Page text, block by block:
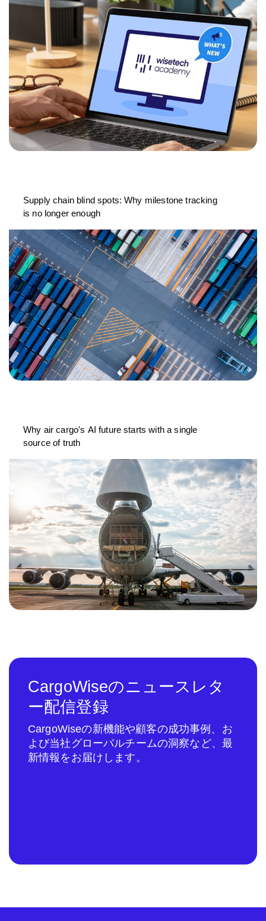
Supply chain blind spots: Why milestone tracking
is no longer enough
Why air cargo's AI future starts with a single
source of truth
CargoWiseのニュースレタ
ー配信登録
CargoWiseの新機能や顧客の成功事例、お
よび当社グローバルチームの洞察など、最
新情報をお届けします。